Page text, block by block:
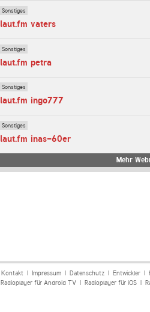
Sonstiges
laut.fm vaters
Sonstiges
laut.fm petra
Sonstiges
laut.fm ingo777
Sonstiges
laut.fm inas-60er
Mehr
Kontakt| Impressum| Datenschutz| Entwickler|
Radioplayer für Android TV| Radioplayer für iOS|